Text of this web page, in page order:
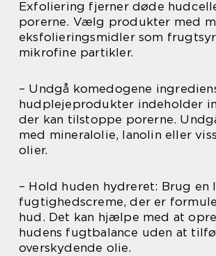
Exfoliering fjerner døde
porerne. Vælg produkter med
eksfolieringsmidler som
mikrofine partikler.
– Undgå komedogene
hudplejeprodukter indeholder
der kan tilstoppe porerne.
med mineralolie, lanolin eller
olier.
– Hold huden hydreret: Brug en
fugtighedscreme, der er
hud. Det kan hjælpe med at
hudens fugtbalance uden at
overskydende olie.